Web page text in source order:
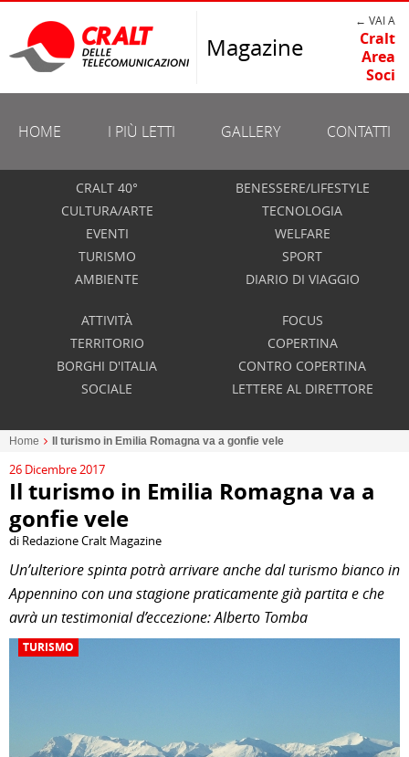
Magazine
← VAI A
Cralt
Area
Soci
HOME I PIÙ LETTI GALLERY CONTATTI
CRALT 40°
CULTURA/ARTE
EVENTI
TURISMO
AMBIENTE
BENESSERE/LIFESTYLE
TECNOLOGIA
WELFARE
SPORT
DIARIO DI VIAGGIO
ATTIVITÀ
TERRITORIO
BORGHI D'ITALIA
SOCIALE
FOCUS
COPERTINA
CONTRO COPERTINA
LETTERE AL DIRETTORE
Home Il turismo in Emilia Romagna va a gonfie vele
26 Dicembre 2017
Il turismo in Emilia Romagna va a
gonfie vele
di Redazione Cralt Magazine
Un’ulteriore spinta potrà arrivare anche dal turismo bianco in
Appennino con una stagione praticamente già partita e che
avrà un testimonial d’eccezione: Alberto Tomba
TURISMO